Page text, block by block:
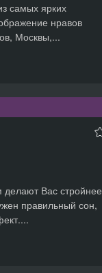
самых ярких
нравов
Москвы,...
делают Вас стройнее
правильный сон,